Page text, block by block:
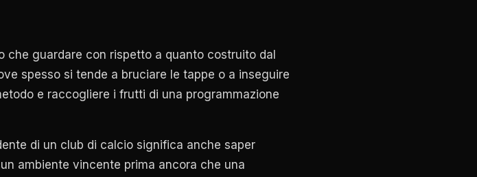
che guardare con rispetto a quanto costruito dal
spesso si tende a bruciare le tappe o a inseguire
e raccogliere i frutti di una programmazione
di un club di calcio significa anche saper
ambiente vincente prima ancora che una